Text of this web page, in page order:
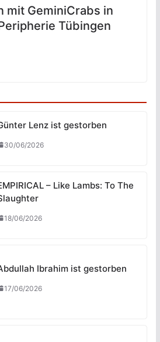
mit GeminiCrabs in
Tübingen
Lenz ist gestorben
30/06/2026
– Like Lambs: To The
18/06/2026
Ibrahim ist gestorben
17/06/2026